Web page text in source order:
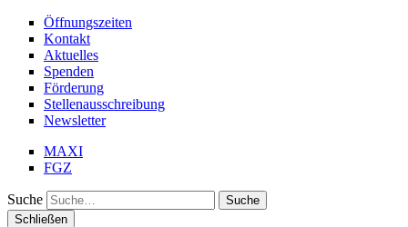
Öffnungszeiten
Kontakt
Aktuelles
Spenden
Förderung
Stellenausschreibung
Newsletter
MAXI
FGZ
Suche
Schließen